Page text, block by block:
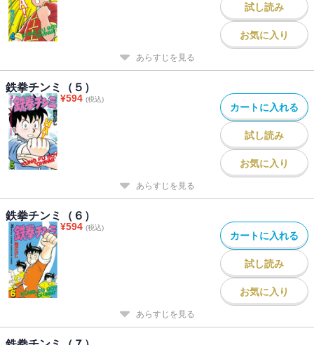
試し読み
お気に入り
あらすじを見る
鉄拳チンミ（５）
¥594 (税込)
カートに入れる
試し読み
お気に入り
あらすじを見る
鉄拳チンミ（６）
¥594 (税込)
カートに入れる
試し読み
お気に入り
あらすじを見る